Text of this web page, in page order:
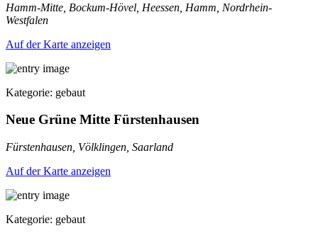
Hamm-Mitte, Bockum-Hövel, Heessen, Hamm, Nordrhein-
Westfalen
Auf der Karte anzeigen
Kategorie: gebaut
Neue Grüne Mitte Fürstenhausen
Fürstenhausen, Völklingen, Saarland
Auf der Karte anzeigen
Kategorie: gebaut